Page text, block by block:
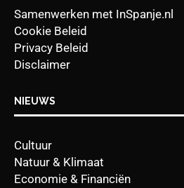
Samenwerken met InSpanje.nl
Cookie Beleid
Privacy Beleid
Disclaimer
NIEUWS
Cultuur
Natuur & Klimaat
Economie & Financiën